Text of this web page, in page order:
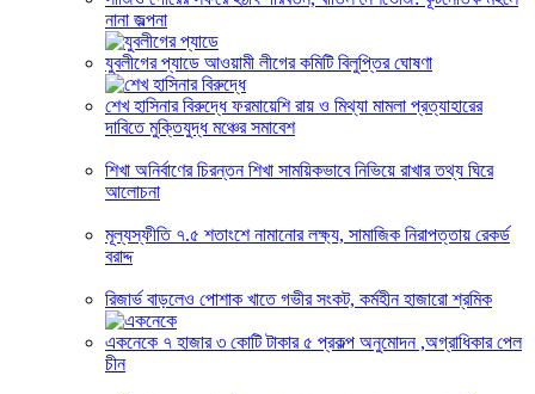
নানা জল্পনা
যুবলীগের প্যাডে আওয়ামী লীগের কমিটি বিলুপ্তির ঘোষণা
শেখ হাসিনার বিরুদ্ধে ফরমায়েশি রায় ও মিথ্যা মামলা প্রত্যাহারের
দাবিতে মুক্তিযুদ্ধ মঞ্চের সমাবেশ
শিখা অনির্বাণের চিরন্তন শিখা সাময়িকভাবে নিভিয়ে রাখার তথ্য ঘিরে
আলোচনা
মূল্যস্ফীতি ৭.৫ শতাংশে নামানোর লক্ষ্য, সামাজিক নিরাপত্তায় রেকর্ড
বরাদ্দ
রিজার্ভ বাড়লেও পোশাক খাতে গভীর সংকট, কর্মহীন হাজারো শ্রমিক
একনেকে ৭ হাজার ৩ কোটি টাকার ৫ প্রকল্প অনুমোদন ,অগ্রাধিকার পেল
চীন